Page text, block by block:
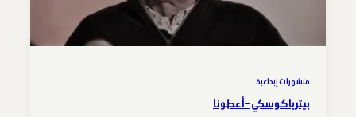
منشورات إبداعية
بيتر باكوسكي – أَعطونا